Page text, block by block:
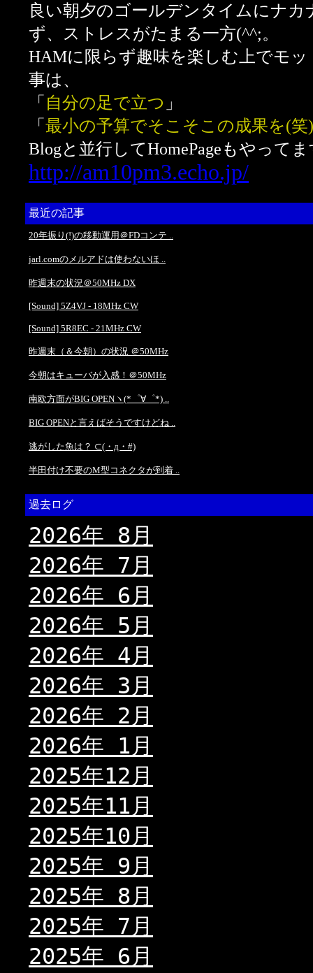
良い朝夕のゴールデンタイムにナカ
ず、ストレスがたまる一方(^^;。
HAMに限らず趣味を楽しむ上でモ
事は、
「 自分の足で立つ 」
「 最小の予算でそこそこの成果を(笑)
Blogと並行してHomePageもやって
http://am10pm3.echo.jp/
最近の記事
20年振り(!)の移動運用＠FDコンテ ..
jarl.comのメルアドは使わないほ ..
昨週末の状況＠50MHz DX
[Sound] 5Z4VJ - 18MHz CW
[Sound] 5R8EC - 21MHz CW
昨週末（＆今朝）の状況 ＠50MHz
今朝はキューバが入感！＠50MHz
南欧方面がBIG OPENヽ(*゜∀゜*) ..
BIG OPENと言えばそうですけどね ..
逃がした魚は？ ⊂(・д・#)
半田付け不要のM型コネクタが到着 ..
過去ログ
2026年 8月
2026年 7月
2026年 6月
2026年 5月
2026年 4月
2026年 3月
2026年 2月
2026年 1月
2025年12月
2025年11月
2025年10月
2025年 9月
2025年 8月
2025年 7月
2025年 6月